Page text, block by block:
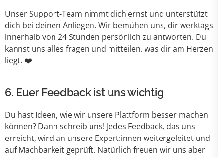
Unser Support-Team nimmt dich ernst und unterstützt
dich bei deinen Anliegen. Wir bemühen uns, dir werktags
innerhalb von 24 Stunden persönlich zu antworten. Du
kannst uns alles fragen und mitteilen, was dir am Herzen
liegt. ❤️
6. Euer Feedback ist uns wichtig
Du hast Ideen, wie wir unsere Plattform besser machen
können? Dann schreib uns! Jedes Feedback, das uns
erreicht, wird an unsere Expert:innen weitergeleitet und
auf Machbarkeit geprüft. Natürlich freuen wir uns aber